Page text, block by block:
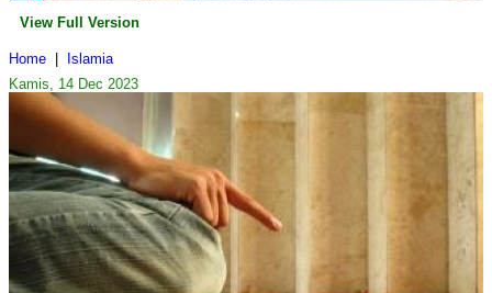
View Full Version
Home
Islamia
Kamis, 14 Dec 2023